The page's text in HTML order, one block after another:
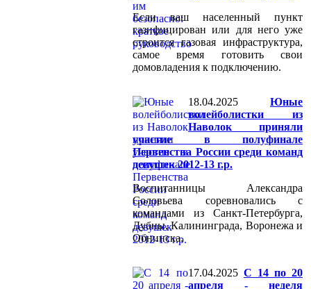
Если ваш населенный пункт
газифицирован или для него уже
строится газовая инфраструктура,
самое время готовить свои
домовладения к подключению.
18.04.2025
Юные
волейболистки из
Наволок приняли
участие в полуфинале
Первенства России среди команд
девушек 2012-13 г.р.
Воспитанницы Александра
Соловьева соревновались с
командами из Санкт-Петербурга,
Дубны, Калининграда, Воронежа и
Обнинска.
17.04.2025 С 14 по 20
апреля - неделя